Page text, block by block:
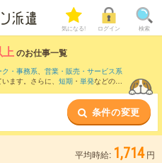
気になる! ログイン 検索
上のお仕事一覧
ク・事務系、 営業・販売・サービス系
ます。さらに、 短期 ・ 単発などの期
条件の変更
平均時給: 1,714 円